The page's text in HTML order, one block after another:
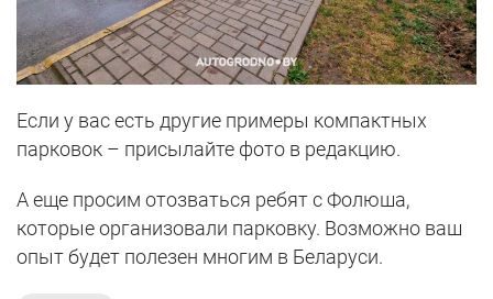
Если у вас есть другие примеры компактных
парковок – присылайте фото в редакцию.
А еще просим отозваться ребят с Фолюша,
которые организовали парковку. Возможно ваш
опыт будет полезен многим в Беларуси.